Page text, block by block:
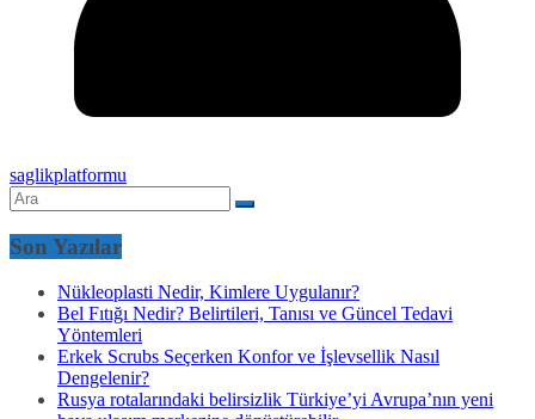
saglikplatformu
Son Yazılar
Nükleoplasti Nedir, Kimlere Uygulanır?
Bel Fıtığı Nedir? Belirtileri, Tanısı ve Güncel Tedavi
Yöntemleri
Erkek Scrubs Seçerken Konfor ve İşlevsellik Nasıl
Dengelenir?
Rusya rotalarındaki belirsizlik Türkiye’yi Avrupa’nın yeni